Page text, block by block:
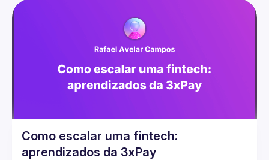
sobre elas, a NodeBR pode ser um excelente recurso para
se envolver e se conectar com outros profissionais da
🟢  Nos siga nas demais redes sociais ->
https://linktr.ee/nodebr
Como escalar uma fintech:
aprendizados da 3xPay